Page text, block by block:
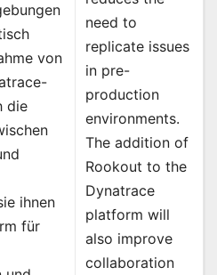
von
die
ihnen
für
need to
replicate issues
in pre-
production
environments.
The addition of
Rookout to the
Dynatrace
platform will
also improve
collaboration